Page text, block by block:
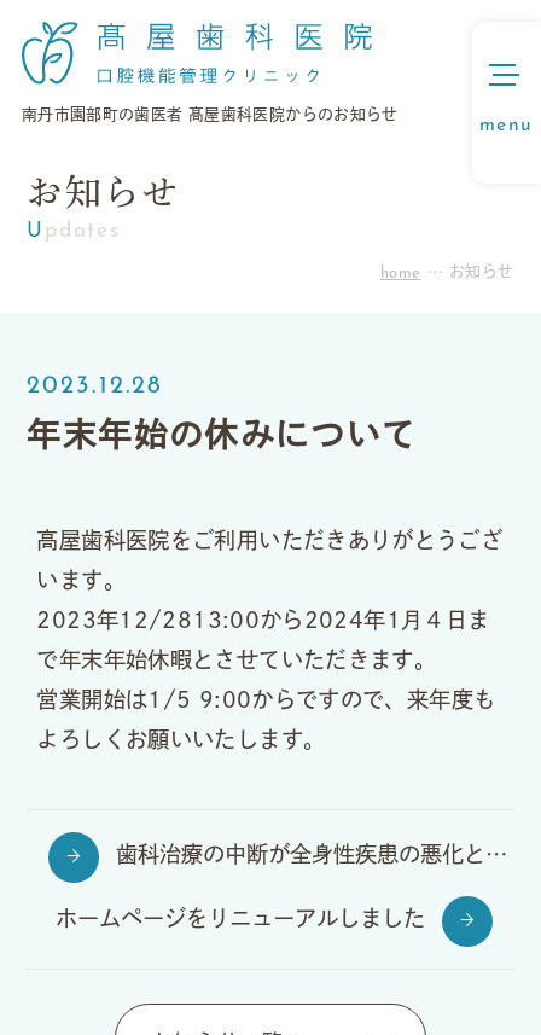
南丹市園部町の歯医者 髙屋歯科医院からのお知らせ
お知らせ
Updates
home お知らせ
2023.12.28
年末年始の休みについて
高屋歯科医院をご利用いただきありがとうござ
います。
2023年12/2813:00から2024年1月４日ま
で年末年始休暇とさせていただきます。
営業開始は1/5 9:00からですので、来年度も
よろしくお願いいたします。
歯科治療の中断が全身性疾患の悪化と有意に関連性があることが判明しました！
ホームページをリニューアルしました